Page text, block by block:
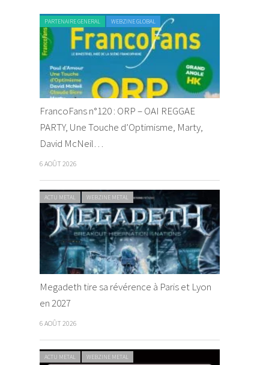
PARTENAIRE GENERAL WEBZINE GLOBAL
FrancoFans n°120 : ORP – OAI REGGAE
PARTY, Une Touche d’Optimisme, Marty,
David McNeil…
6 AOÛT 2026
ACTU METAL WEBZINE METAL
Megadeth tire sa révérence à Paris et Lyon
en 2027
6 AOÛT 2026
ACTU METAL WEBZINE METAL